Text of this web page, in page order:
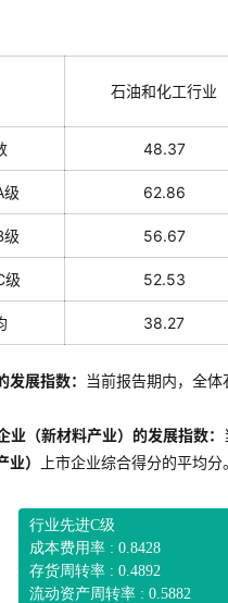
石油和化工行业
48.37
级 62.86
级 56.67
级 52.53
38.27
展指数： 当前报告期内，全
（新材料产业）的发展指数：
）
上市企业综合得分的平均分。
行业先进C级
成本费用率 : 0.8428
存货周转率 : 0.4892
流动资产周转率 : 0.5882